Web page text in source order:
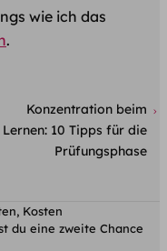
wie ich das
.​
Konzentration beim
Lernen: 10 Tipps für die
Prüfungsphase
Kosten
du eine zweite Chance